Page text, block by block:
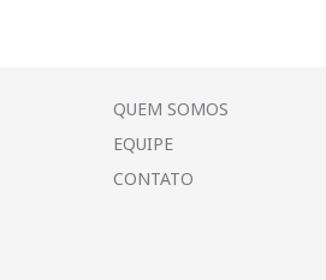
QUEM SOMOS
EQUIPE
CONTATO